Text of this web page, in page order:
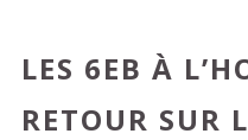
LES 6EB À
RETOUR SUR